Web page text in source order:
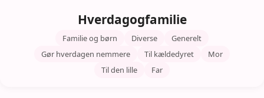
Hverdagogfamilie
Familie og børn Diverse
Generelt
Gør hverdagen nemmere
Til kældedyret
Mor
Til den lille
Far